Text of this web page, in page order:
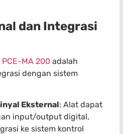
dan Integrasi
PCE-MA 200 adalah
dengan sistem
Eksternal: Alat dapat
input/output digital,
ke sistem kontrol